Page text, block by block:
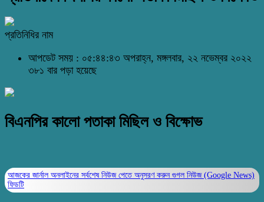
প্রতিনিধির নাম
আপডেট সময় : ০৫:৪৪:৪৩ অপরাহ্ন, মঙ্গলবার, ২২ নভেম্বর ২০২২
৩৮১ বার পড়া হয়েছে
বিএনপির কালো পতাকা মিছিল ও বিক্ষোভ
আজকের জার্নাল অনলাইনের সর্বশেষ নিউজ পেতে অনুসরণ করুন গুগল নিউজ (Google News)
ফিডটি